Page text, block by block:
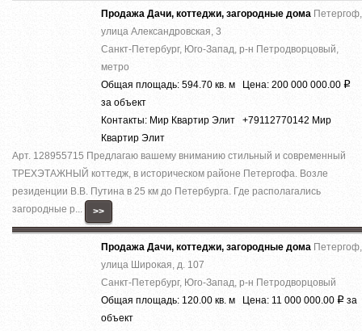
Продажа Дачи, коттеджи, загородные дома Петергоф,
улица Александровская, 3
Санкт-Петербург, Юго-Запад, р-н Петродворцовый,
метро
Общая площадь: 594.70 кв. м Цена: 200 000 000.00 Р
за объект
Контакты: Мир Квартир Элит +79112770142 Мир
Квартир Элит
Арт. 128955715 Предлагаю вашему вниманию стильный и современный
ТРЕХЭТАЖНЫЙ коттедж, в историческом районе Петергофа. Возле
резиденции В.В. Путина в 25 км до Петербурга. Где располагались
загородные р...
>>
Продажа Дачи, коттеджи, загородные дома Петергоф,
улица Широкая, д. 107
Санкт-Петербург, Юго-Запад, р-н Петродворцовый
Общая площадь: 120.00 кв. м Цена: 11 000 000.00 Р за
объект